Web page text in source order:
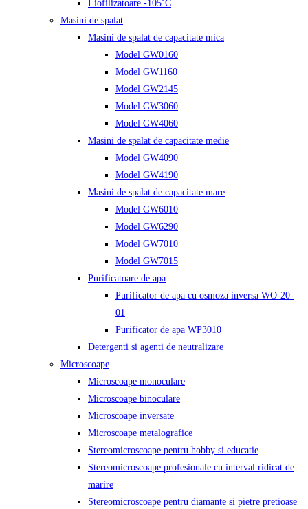
Liofilizatoare -105˚C
Masini de spalat
Masini de spalat de capacitate mica
Model GW0160
Model GW1160
Model GW2145
Model GW3060
Model GW4060
Masini de spalat de capacitate medie
Model GW4090
Model GW4190
Masini de spalat de capacitate mare
Model GW6010
Model GW6290
Model GW7010
Model GW7015
Purificatoare de apa
Purificator de apa cu osmoza inversa WO-20-
01
Purificator de apa WP3010
Detergenti si agenti de neutralizare
Microscoape
Microscoape monoculare
Microscoape binoculare
Microscoape inversate
Microscoape metalografice
Stereomicroscoape pentru hobby si educatie
Stereomicroscoape profesionale cu interval ridicat de
marire
Stereomicroscoape pentru diamante si pietre pretioase